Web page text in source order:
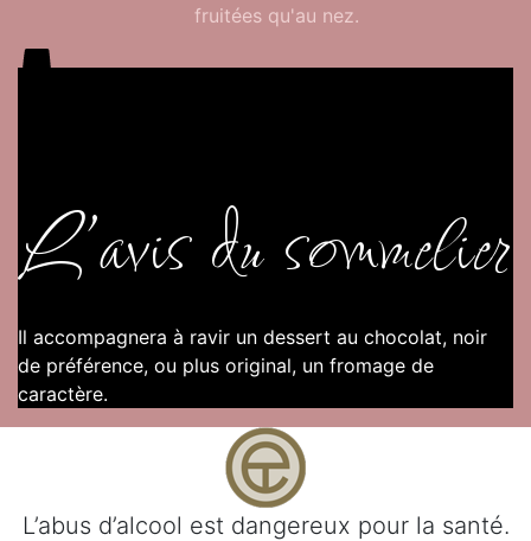
fruitées qu'au nez.
L’avis du sommelier
Il accompagnera à ravir un dessert au chocolat, noir
de préférence, ou plus original, un fromage de
caractère.
L’abus d’alcool est dangereux pour la santé.